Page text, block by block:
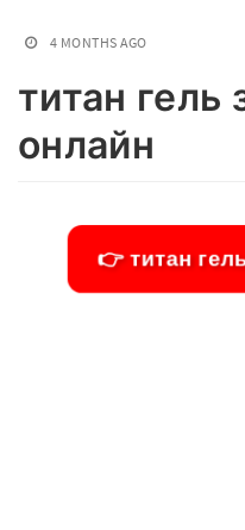
4 MONTHS AGO
титан гель
онлайн
👉 титан